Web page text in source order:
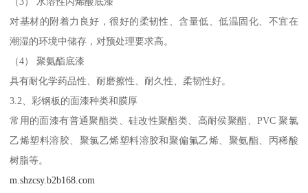
对基材的附着力良好，很好的柔韧性、含量低、低温固化、不宜在
潮湿的环境中储存，对预处理要求高。
（4） 聚氨酯底漆
具有耐化学药品性、耐磨擦性、耐久性、柔韧性好。
3.2、彩钢板的面漆种类和膜厚
常用的面漆有普通聚酯类、硅改性聚酯类、高耐侯聚酯、PVC 聚氯
乙烯塑料溶胶、聚氯乙烯塑料溶胶和聚偏氟乙烯、聚氨酯、丙稀酸
树脂等。
m.shzcsy.b2b168.com